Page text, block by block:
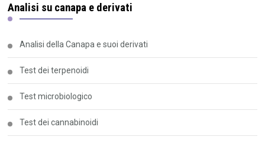
Analisi su canapa e derivati
Analisi della Canapa e suoi derivati
Test dei terpenoidi
Test microbiologico
Test dei cannabinoidi